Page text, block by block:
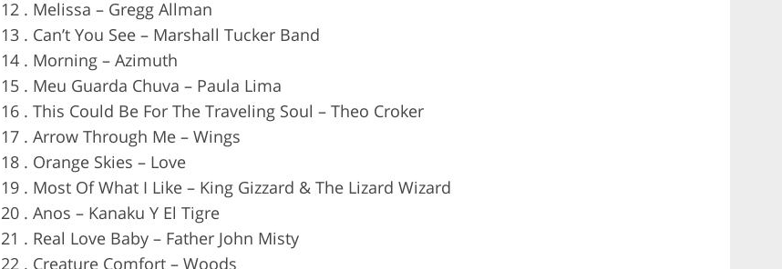
12 . Melissa – Gregg Allman
13 . Can’t You See – Marshall Tucker Band
14 . Morning – Azimuth
15 . Meu Guarda Chuva – Paula Lima
16 . This Could Be For The Traveling Soul – Theo Croker
17 . Arrow Through Me – Wings
18 . Orange Skies – Love
19 . Most Of What I Like – King Gizzard & The Lizard Wizard
20 . Anos – Kanaku Y El Tigre
21 . Real Love Baby – Father John Misty
22 . Creature Comfort – Woods